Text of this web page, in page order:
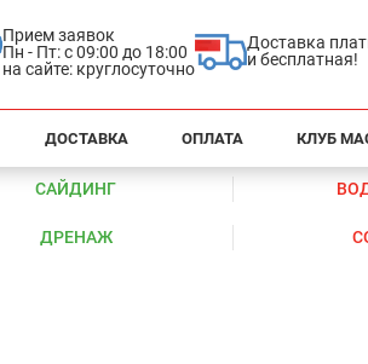
Прием заявок
Пн - Пт: с 09:00 до 18:00
на сайте: круглосуточно
Доставка
и бесплатная!
ДОСТАВКА ОПЛАТА КЛУБ
САЙДИНГ
ДРЕНАЖ